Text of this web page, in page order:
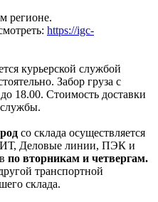
регионе.
https://igc-
курьерской службой
Забор груза с
18.00. Стоимость доставки
службы.
со склада осуществляется
Деловые линии, ПЭК и
по вторникам и четвергам.
транспортной
склада.